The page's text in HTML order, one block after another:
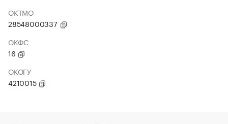
ОКТМО
28548000337
ОКФС
16
ОКОГУ
4210015